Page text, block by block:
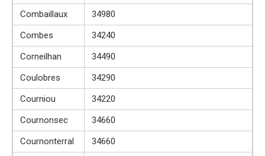
Combaillaux
34980
Combes
34240
Corneilhan
34490
Coulobres
34290
Courniou
34220
Cournonsec
34660
Cournonterral
34660